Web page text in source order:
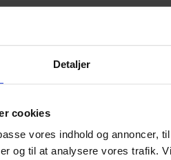
Detaljer
cookies
vores indhold og annoncer,
og til at analysere vores trafik.